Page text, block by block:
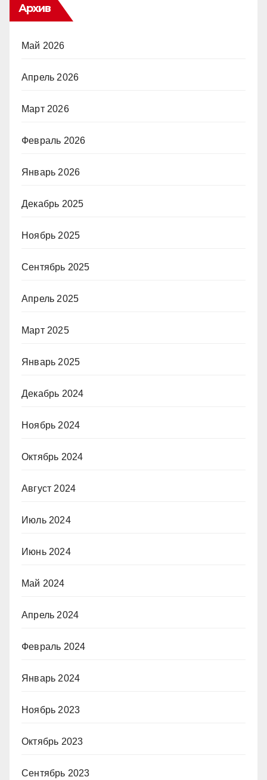
Архив
Май 2026
Апрель 2026
Март 2026
Февраль 2026
Январь 2026
Декабрь 2025
Ноябрь 2025
Сентябрь 2025
Апрель 2025
Март 2025
Январь 2025
Декабрь 2024
Ноябрь 2024
Октябрь 2024
Август 2024
Июль 2024
Июнь 2024
Май 2024
Апрель 2024
Февраль 2024
Январь 2024
Ноябрь 2023
Октябрь 2023
Сентябрь 2023